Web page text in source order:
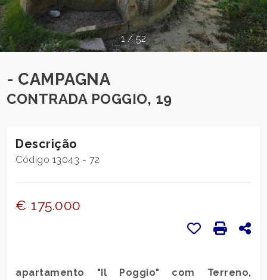
1 / 52
- CAMPAGNA
CONTRADA POGGIO, 19
Descrição
Código 13043 - 72
€ 175.000
Favoritos:
apartamento "Il Poggio" com Terreno,
CONTACTOS
O
QUE
DIZEM
NÓS
Província
Comum
tipologia
múltipla
escolha